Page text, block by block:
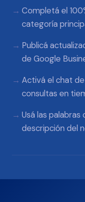
Completá el
categoría
Publicá
de Google
Activá el chat
consultas en
Usá las
descripción del